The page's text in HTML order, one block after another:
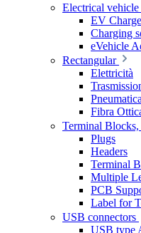
Electrical vehicle
EV
Charging
eVehicle
Rectangular
Elettricità
Pneumatica
Fibra
Terminal Blocks,
Plugs
Headers
Terminal
Multiple
PCB
Label for
USB connectors
USB type